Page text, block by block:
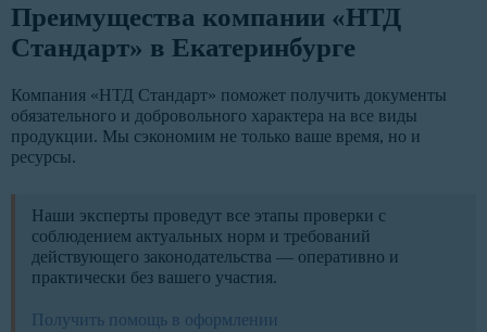
Преимущества компании «НТД
Стандарт» в Екатеринбурге
Компания «НТД Стандарт» поможет получить документы
обязательного и добровольного характера на все виды
продукции. Мы сэкономим не только ваше время, но и
ресурсы.
Наши эксперты проведут все этапы проверки с
соблюдением актуальных норм и требований
действующего законодательства — оперативно и
практически без вашего участия.
Получить помощь в оформлении